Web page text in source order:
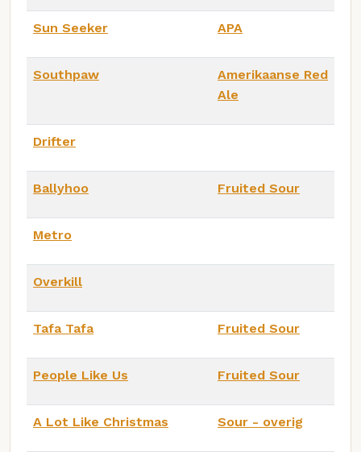
Sun Seeker APA
Southpaw
Amerikaanse Red
Ale
Drifter
Ballyhoo Fruited Sour
Metro
Overkill
Tafa Tafa Fruited Sour
People Like Us Fruited Sour
A Lot Like Christmas Sour - overig